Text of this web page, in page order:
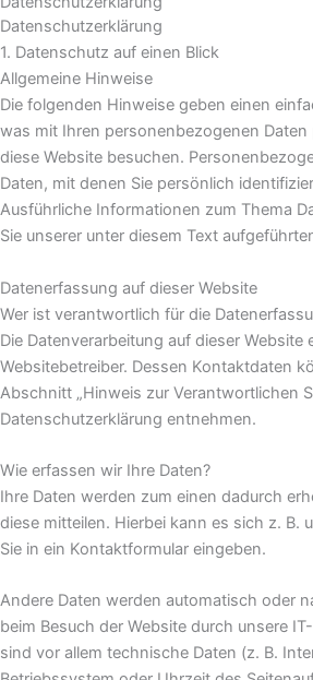
Datenschutz­erklärung
1. Datenschutz auf einen Blick
Allgemeine Hinweise
Die folgenden Hinweise geben einen
was mit Ihren personenbezogenen Daten
diese Website besuchen.
Daten, mit denen Sie persönlich
Ausführliche Informationen zum Thema
Sie unserer unter diesem Text
Datenerfassung auf dieser Website
Wer ist verantwortlich für die
Die Datenverarbeitung auf dieser Website
Websitebetreiber. Dessen Kontaktdaten
Abschnitt „Hinweis zur Verantwortlichen
Datenschutzerklärung entnehmen.
Wie erfassen wir Ihre Daten?
Ihre Daten werden zum einen dadurch
diese mitteilen. Hierbei kann es sich z. B.
Sie in ein Kontaktformular eingeben.
Andere Daten werden automatisch oder
beim Besuch der Website durch unsere
sind vor allem technische Daten (z. B.